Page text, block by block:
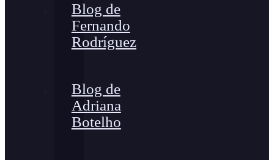
Blog de
Fernando
Rodríguez
Blog de
Adriana
Botelho